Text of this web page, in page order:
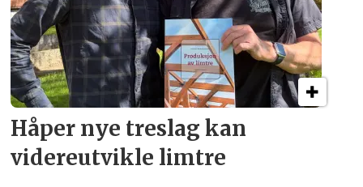
Håper nye treslag kan
videreutvikle limtre